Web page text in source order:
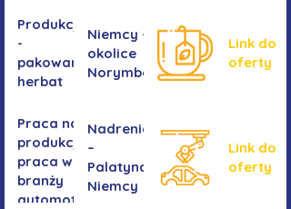
Produkcja
-
pakowanie
herbat
Niemcy -
okolice
Norymbergii
Link do
oferty
Praca na
produkcji -
praca w
branży
automotive
Nadrenia
–
Palatynat,
Niemcy
Link do
oferty